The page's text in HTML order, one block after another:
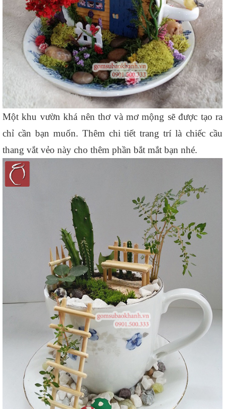
Một khu vườn khá nên thơ và mơ mộng sẽ được tạo ra
chỉ cần bạn muốn. Thêm chi tiết trang trí là chiếc cầu
thang vắt vẻo này cho thêm phần bắt mắt bạn nhé.